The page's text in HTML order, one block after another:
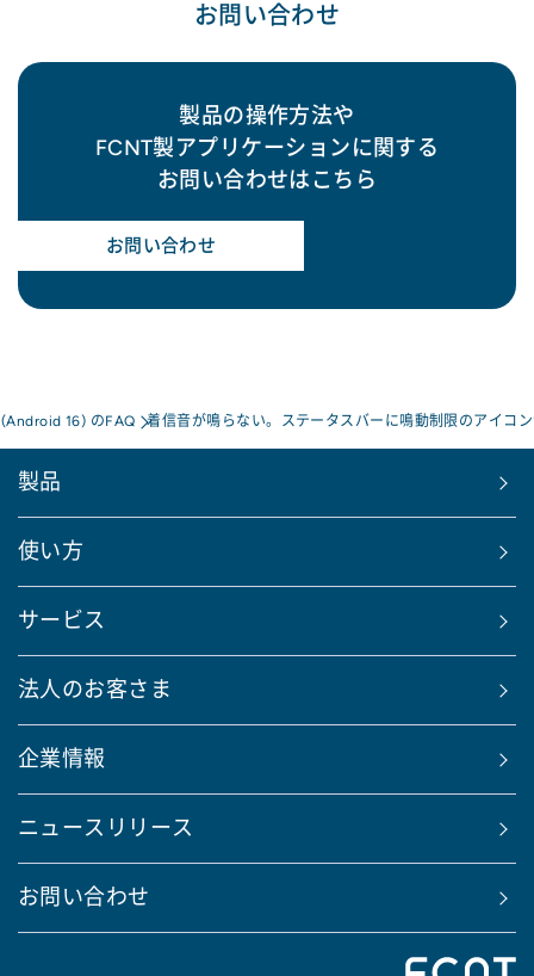
お問い合わせ
製品の操作方法や
FCNT製アプリケーションに関する
お問い合わせはこちら
お問い合わせ
16) のFAQ 着信音が鳴らない。ステータスバーに鳴動制限のアイコ
製品
使い方
サービス
法人のお客さま
企業情報
ニュースリリース
お問い合わせ